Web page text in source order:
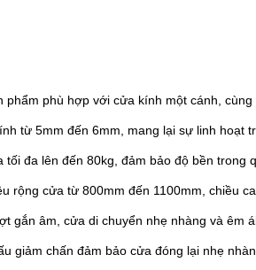
phẩm phù hợp với cửa kính một cánh, cùng
từ 5mm đến 6mm, mang lại sự linh hoạt
tối đa lên đến 80kg, đảm bảo độ bền trong
rộng cửa từ 800mm đến 1100mm, chiều
gắn âm, cửa di chuyển nhẹ nhàng và êm
giảm chấn đảm bảo cửa đóng lại nhẹ